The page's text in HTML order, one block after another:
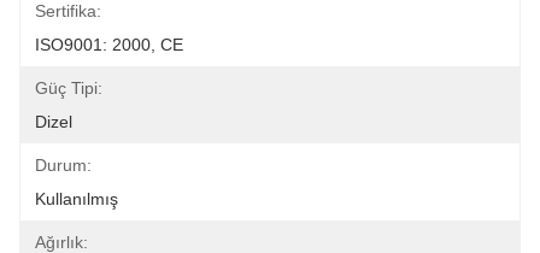
Sertifika:
ISO9001: 2000, CE
Güç Tipi:
Dizel
Durum:
Kullanılmış
Ağırlık: